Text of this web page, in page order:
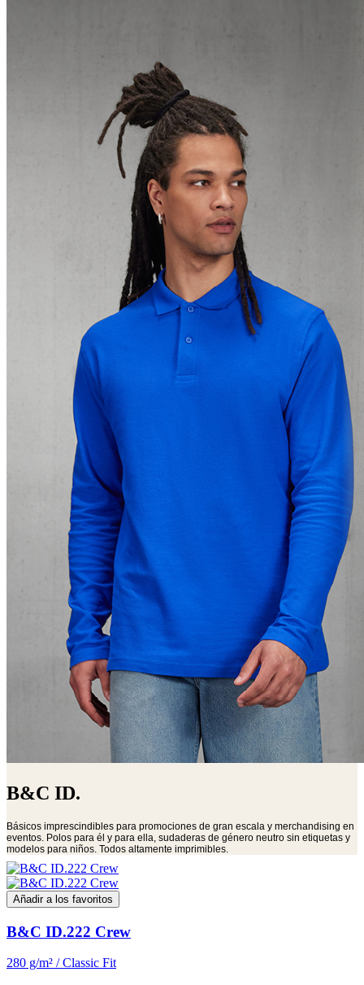
B&C ID.
Básicos imprescindibles para promociones de gran escala y merchandising en
eventos. Polos para él y para ella, sudaderas de género neutro sin etiquetas y
modelos para niños. Todos altamente imprimibles.
Añadir a los favoritos
B&C ID.222 Crew
280 g/m² / Classic Fit